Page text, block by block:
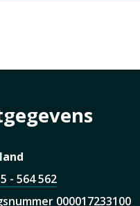
- 564 562
000017233100